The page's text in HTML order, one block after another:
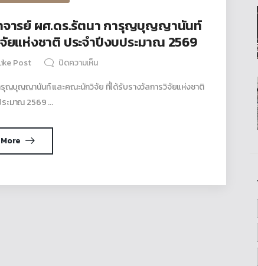
ารย์ ผศ.ดร.รัตนา การุญบุญญานันท์
ยแห่งชาติ ประจำปีงบประมาณ 2569
Post
ปิดความเห็น
ญบุญญานันท์ และคณะนักวิจัย ที่ได้รับรางวัลการวิจัยแห่งชาติ
ะมาณ 2569 ...